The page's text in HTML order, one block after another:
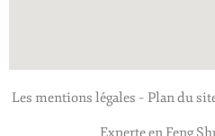
Les mentions légales – Plan du